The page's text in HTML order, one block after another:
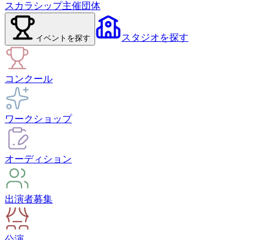
スカラシップ主催団体
イベント を探す スタジオを探す
コンクール
ワークショップ
オーディション
出演者募集